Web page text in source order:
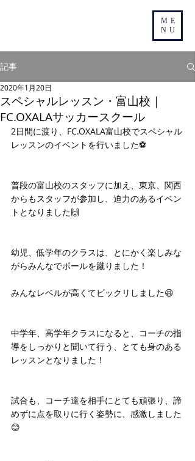
ME
NU
記事
スペシャルレッスン・富山校｜
FC.OXALAサッカースクール
2020年1月20日
2日間に渡り、FC.OXALA富山校でスペシャル
レッスンのイベントを行いました⚽️
普段の富山校のスタッフに加え、東京、関西
からもスタッフが参加し、迫力のあるイベン
トとなりました🙌
幼児、低学年のクラスは、とにかく楽しみな
がらみんなでボールを蹴りました！
みんなレベルが高くてビックリしました😆
中学年、高学年クラスになると、コーチの指
導をしっかりと聞いて行う、とても身のある
レッスンとなりました！
試合も、コーチ達を相手にとても頑張り、諦
めずに点を取りに行く姿勢に、感激しました
😊